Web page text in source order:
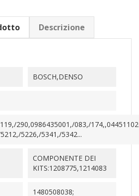
Descrizione
BOSCH,DENSO
290,0986435001,/083,/
5226,/5341,/5342...
COMPONENTE DEI
KITS:1208775,1214083
1480508038;